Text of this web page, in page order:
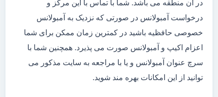
در آن منطقه می باشد. شما با تماس با این مرکز و
درخواست آمبولانس در صورتی که نزدیک به آمبولانس
خصوصی حافظیه باشید در کمترین زمان ممکن برای شما
اعزام اکیپ و آمبولانس صورت می پذیرد. همچنین شما با
سرچ عنوان آمبولانس و یا با مراجعه به سایت مذکور می
توانید از این امکانات بهره مند شوید.